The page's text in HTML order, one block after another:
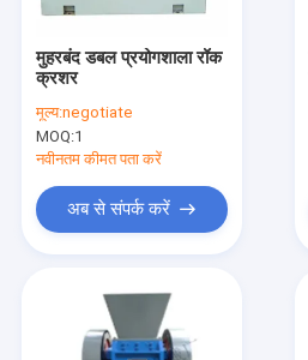
मुहरबंद डबल प्रयोगशाला रॉक
क्रशर
मूल्य:negotiate
MOQ:1
नवीनतम कीमत पता करें
अब से संपर्क करें